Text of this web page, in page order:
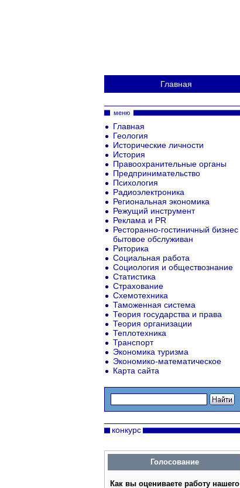
Главная
меню
Главная
Геология
Исторические личности
История
Правоохранительные органы
Предпринимательство
Психология
Радиоэлектроника
Региональная экономика
Режущий инструмент
Реклама и PR
Ресторанно-гостиничный бизнес
бытовое обслуживан
Риторика
Социальная работа
Социология и обществознание
Статистика
Страхование
Схемотехника
Таможенная система
Теория государства и права
Теория организации
Теплотехника
Транспорт
Экономика туризма
Экономико-математическое
Карта сайта
конкурс
Голосование
Как вы оцениваете работу нашего